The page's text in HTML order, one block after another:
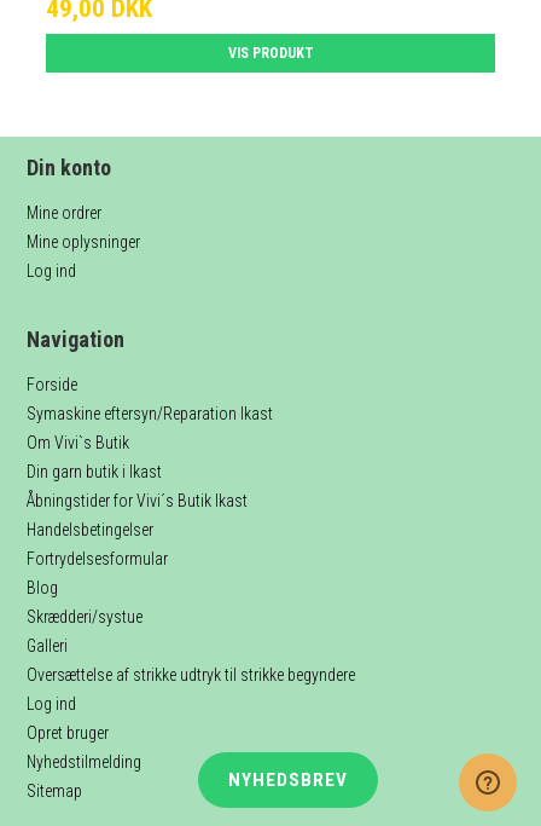
49,00 DKK
VIS PRODUKT
Din konto
Mine ordrer
Mine oplysninger
Log ind
Navigation
Forside
Symaskine eftersyn/Reparation Ikast
Om Vivi`s Butik
Din garn butik i Ikast
Åbningstider for Vivi´s Butik Ikast
Handelsbetingelser
Fortrydelsesformular
Blog
Skrædderi/systue
Galleri
Oversættelse af strikke udtryk til strikke begyndere
Log ind
Opret bruger
Nyhedstilmelding
Sitemap
NYHEDSBREV